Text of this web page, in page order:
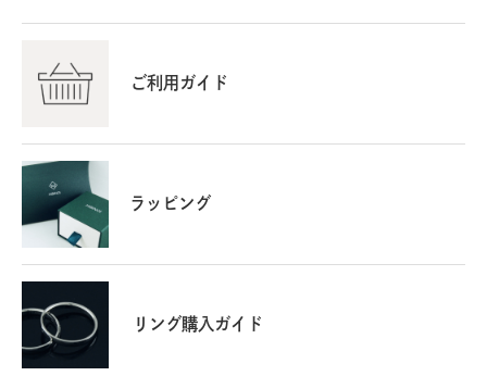
ご利用ガイド
ラッピング
リング購入ガイド